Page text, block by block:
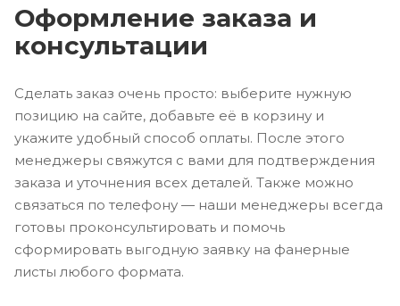
Оформление заказа и
консультации
Сделать заказ очень просто: выберите нужную
позицию на сайте, добавьте её в корзину и
укажите удобный способ оплаты. После этого
менеджеры свяжутся с вами для подтверждения
заказа и уточнения всех деталей. Также можно
связаться по телефону — наши менеджеры всегда
готовы проконсультировать и помочь
сформировать выгодную заявку на фанерные
листы любого формата.